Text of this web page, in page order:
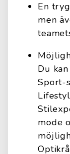
En
men
Du
Sport-
mode